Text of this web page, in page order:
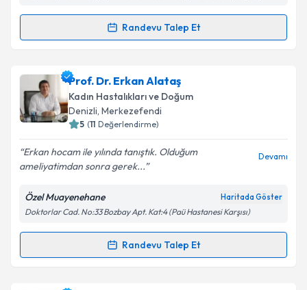
Randevu Talep Et
Randevu Takvimi Talebi
Op. Dr. Zerrin Çelikiçin randevu takvimi talebi
oluşturun. Size bu uzmandan randevu almanız için bir
takvim hazırlandığında e-posta ile bilgilendireceğiz.
Kişisel verilerimin işlenmesine ilişkin
Aydınlatma
Metni'ni okudum ve kişisel verilerimin belirtilen
kapsamda işlenmesini kabul ediyorum.
Prof. Dr. Erkan Alataş
Kadın Hastalıkları ve Doğum
Denizli, Merkezefendi
5 (11 Değerlendirme)
Erkan hocam ile yılında tanıştık. Olduğum
ameliyatimdan sonra gerek...
Devamı
Özel Muayenehane Haritada Göster
Doktorlar Cad. No:33 Bozbay Apt. Kat:4 (Paü Hastanesi Karşısı)
Randevu Talep Et
Randevu Takvimi Talebi